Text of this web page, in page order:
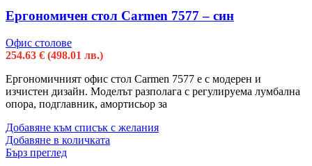
Ергономичен стол Carmen 7577 – син
Офис столове
254.63 € (498.01 лв.)
Ергономичният офис стол Carmen 7577 е с модерен и
изчистен дизайн. Моделът разполага с регулируема лумбална
опора, подглавник, амортисьор за
Добавяне към списък с желания
Добавяне в количката
Бърз преглед